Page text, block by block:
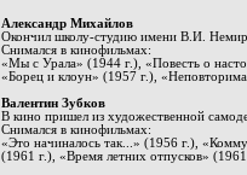
Александр Михайлов
Окончил школу-студию имени В.И.
Снимался в кинофильмах:
«Мы с Урала» (1944 г.), «Повесть о
«Борец и клоун» (1957 г.),
Валентин Зубков
В кино пришел из художественной
Снимался в кинофильмах:
«Это начиналось так...» (1956 г.),
(1961 г.), «Время летних отпусков»